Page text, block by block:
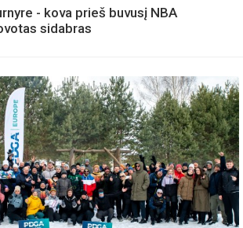
- kova prieš buvusį NBA
sidabras